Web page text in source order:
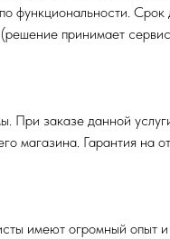
функциональности. Срок
принимает
При заказе данной
магазина. Гарантия на
имеют огромный опыт